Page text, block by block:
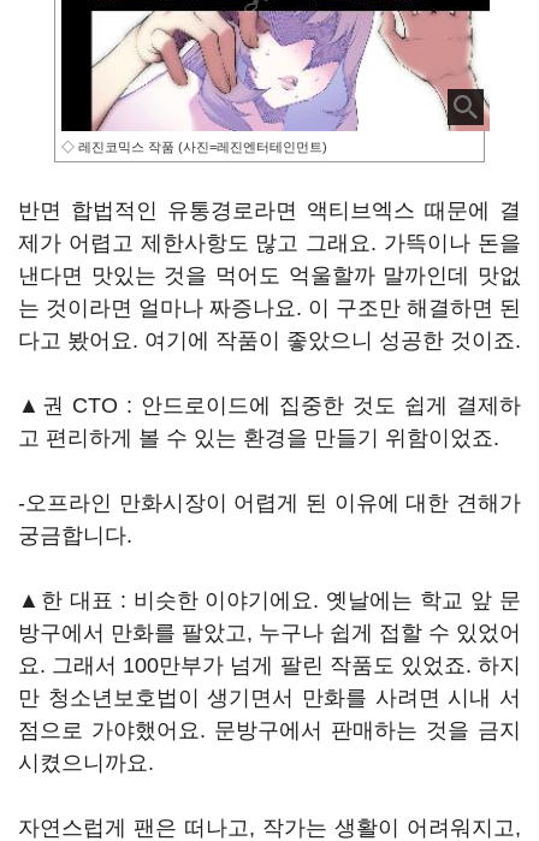
◇ 레진코믹스 작품 (사진=레진엔터테인먼트)
반면 합법적인 유통경로라면 액티브엑스 때문에 결
제가 어렵고 제한사항도 많고 그래요. 가뜩이나 돈을
낸다면 맛있는 것을 먹어도 억울할까 말까인데 맛없
는 것이라면 얼마나 짜증나요. 이 구조만 해결하면 된
다고 봤어요. 여기에 작품이 좋았으니 성공한 것이죠.
▲권 CTO : 안드로이드에 집중한 것도 쉽게 결제하
고 편리하게 볼 수 있는 환경을 만들기 위함이었죠.
-오프라인 만화시장이 어렵게 된 이유에 대한 견해가
궁금합니다.
▲한 대표 : 비슷한 이야기에요. 옛날에는 학교 앞 문
방구에서 만화를 팔았고, 누구나 쉽게 접할 수 있었어
요. 그래서 100만부가 넘게 팔린 작품도 있었죠. 하지
만 청소년보호법이 생기면서 만화를 사려면 시내 서
점으로 가야했어요. 문방구에서 판매하는 것을 금지
시켰으니까요.
자연스럽게 팬은 떠나고, 작가는 생활이 어려워지고,